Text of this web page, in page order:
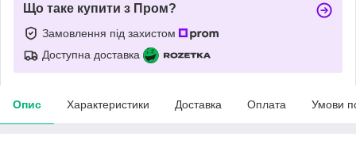
Що таке купити з Пром?
Замовлення під захистом
Доступна доставка
Опис Характеристики Доставка Оплата Умови